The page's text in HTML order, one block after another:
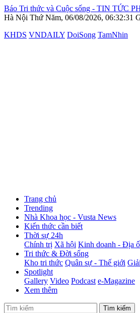
Báo Tri thức và Cuộc sống - TIN TỨC
Hà Nội Thứ Năm, 06/08/2026, 06:32:31
KHDS VNDAILY DoiSong TamNhin
Trang chủ
Trending
Nhà Khoa học - Vusta News
Kiến thức cần biết
Thời sự 24h
Chính trị Xã hội Kinh doanh - Địa
Tri thức & Đời sống
Kho tri thức Quân sự - Thế giới
Spotlight
Gallery Video Podcast e-Magazine
Xem thêm
Tìm kiếm